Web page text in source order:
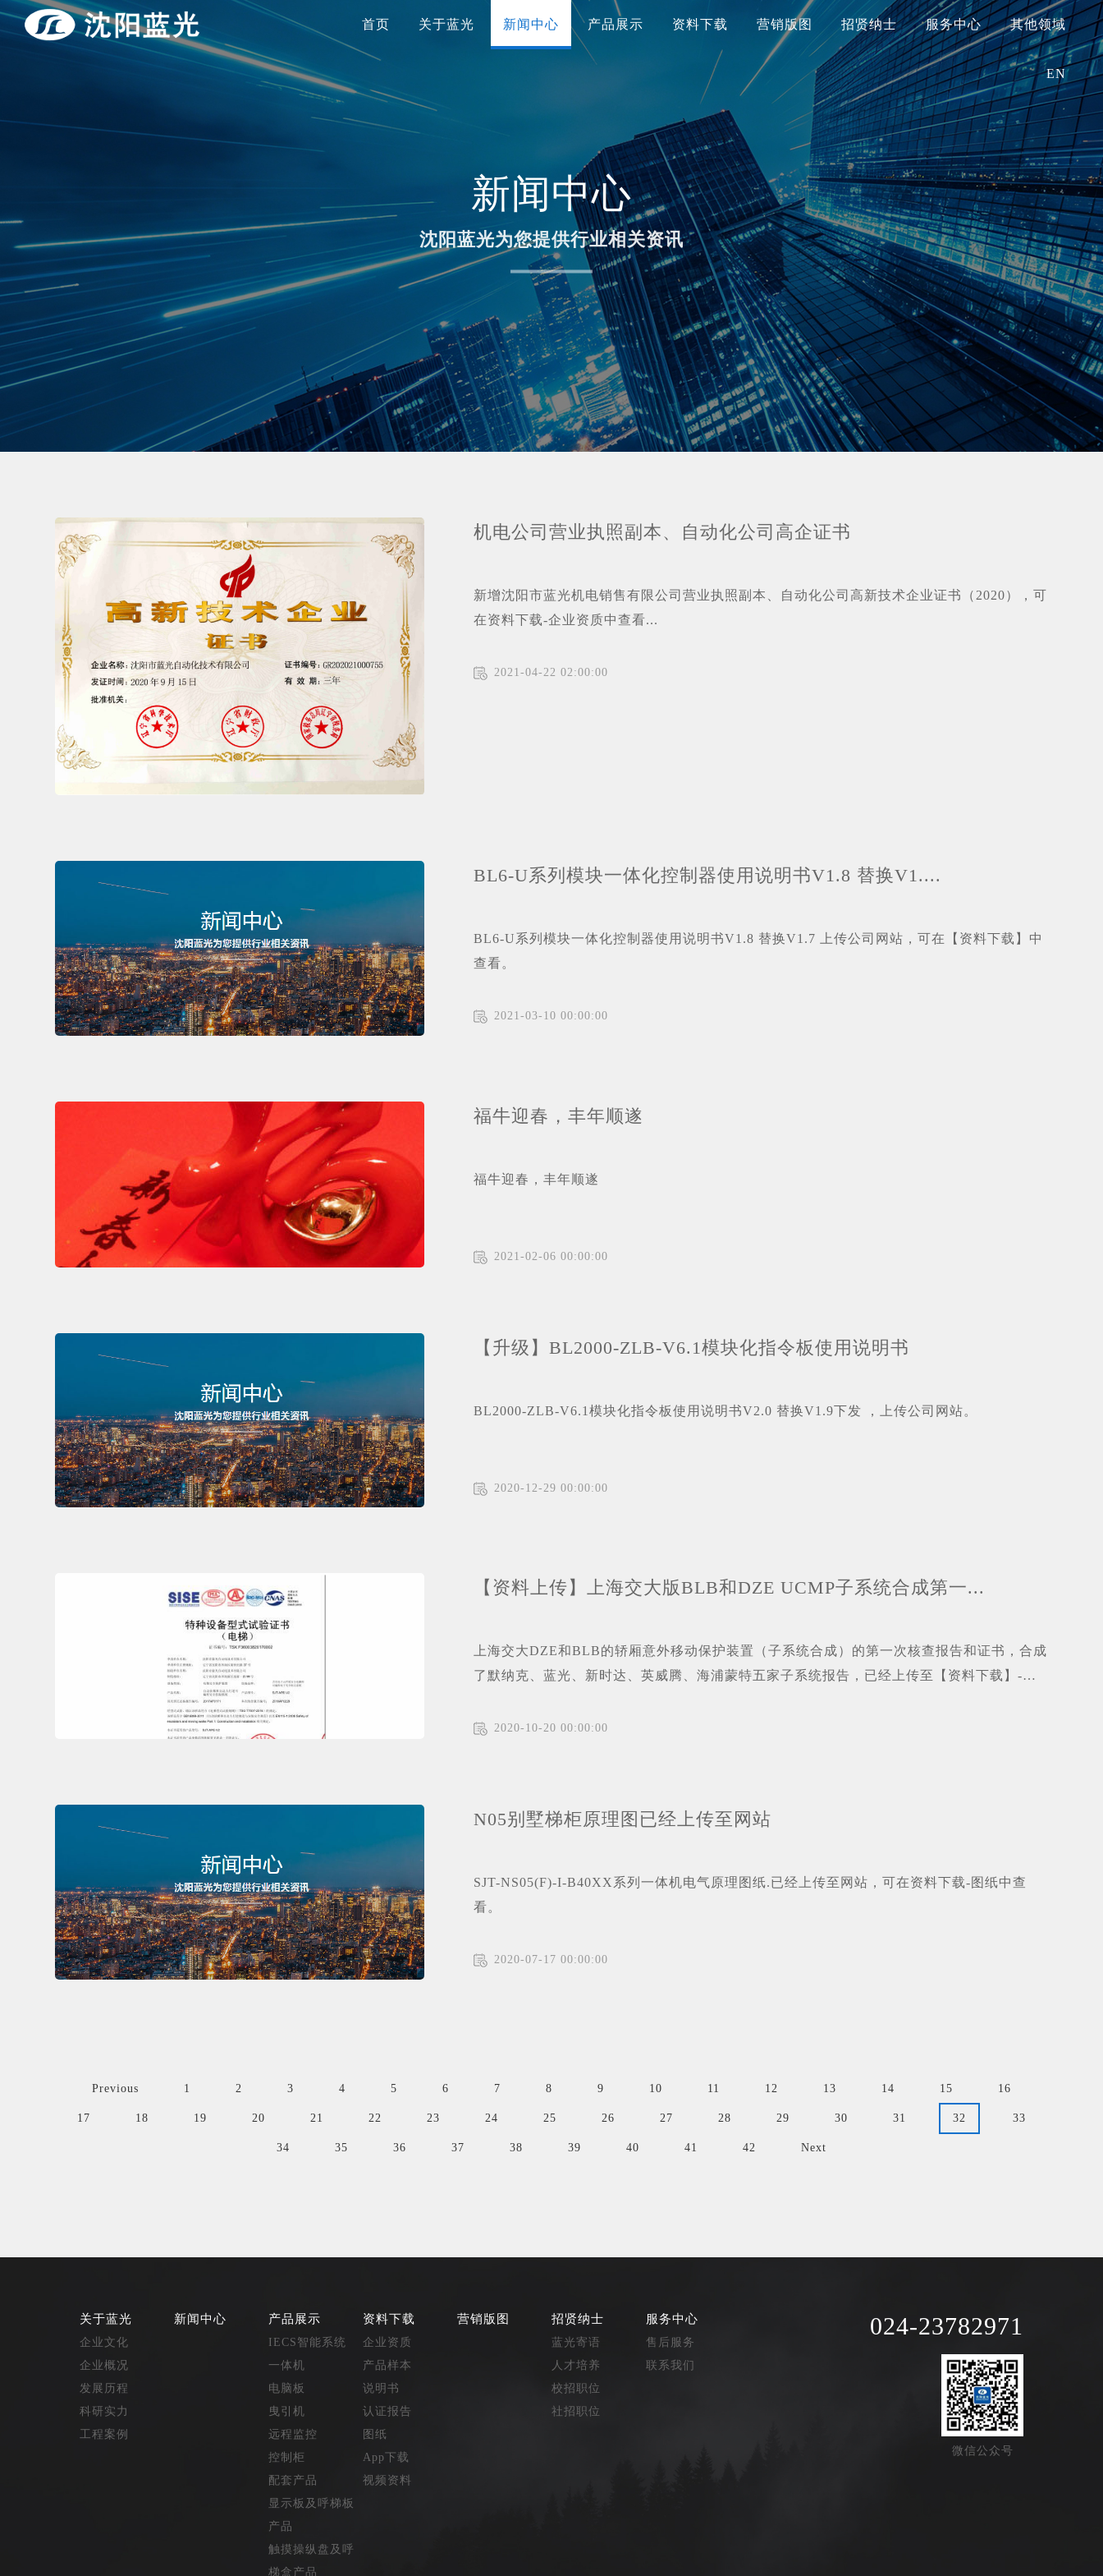
首页 关于蓝光 新闻中心 产品展示 资料下载 营销版图 招贤纳士 服务中心 其他领域
EN
新闻中心
沈阳蓝光为您提供行业相关资讯
机电公司营业执照副本、自动化公司高企证书
新增沈阳市蓝光机电销售有限公司营业执照副本、自动化公司高新技术企业证书（2020），可
在资料下载-企业资质中查看...
2021-04-22 02:00:00
BL6-U系列模块一体化控制器使用说明书V1.8 替换V1....
BL6-U系列模块一体化控制器使用说明书V1.8 替换V1.7 上传公司网站，可在【资料下载】中
查看。
2021-03-10 00:00:00
福牛迎春，丰年顺遂
福牛迎春，丰年顺遂
2021-02-06 00:00:00
【升级】BL2000-ZLB-V6.1模块化指令板使用说明书
BL2000-ZLB-V6.1模块化指令板使用说明书V2.0 替换V1.9下发 ，上传公司网站。
2020-12-29 00:00:00
【资料上传】上海交大版BLB和DZE UCMP子系统合成第一...
上海交大DZE和BLB的轿厢意外移动保护装置（子系统合成）的第一次核查报告和证书，合成
了默纳克、蓝光、新时达、英威腾、海浦蒙特五家子系统报告，已经上传至【资料下载】-
2020-10-20 00:00:00
N05别墅梯柜原理图已经上传至网站
SJT-NS05(F)-I-B40XX系列一体机电气原理图纸.已经上传至网站，可在资料下载-图纸中查
看。
2020-07-17 00:00:00
Previous 1 2 3 4 5 6 7 8 9 10 11 12 13 14 15 16
17 18 19 20 21 22 23 24 25 26 27 28 29 30 31 32 33
34 35 36 37 38 39 40 41 42 Next
关于蓝光
企业文化
企业概况
发展历程
科研实力
工程案例
新闻中心 产品展示
IECS智能系统
一体机
电脑板
曳引机
远程监控
控制柜
配套产品
显示板及呼梯板
产品
触摸操纵盘及呼
梯盒产品
资料下载
企业资质
产品样本
说明书
认证报告
图纸
App下载
视频资料
营销版图 招贤纳士
蓝光寄语
人才培养
校招职位
社招职位
服务中心
售后服务
联系我们
024-23782971
微信公众号